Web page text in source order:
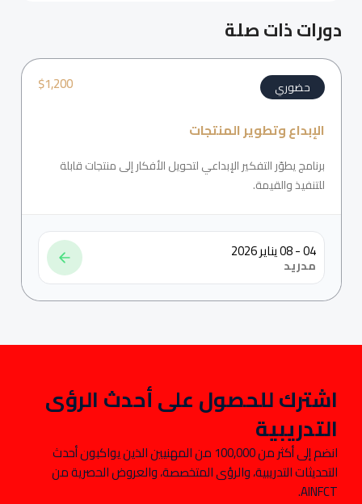
دورات ذات صلة
$1,200 حضوري
الإبداع وتطوير المنتجات
برنامج يطوّر التفكير الإبداعي لتحويل الأفكار إلى منتجات قابلة
للتنفيذ والقيمة.
04 - 08 يناير 2026
مدريد
اشترك للحصول على أحدث الرؤى
التدريبية
انضم إلى أكثر من 100,000 من المهنيين الذين يواكبون أحدث
التحديثات التدريبية، والرؤى المتخصصة، والعروض الحصرية من
AINFCT.